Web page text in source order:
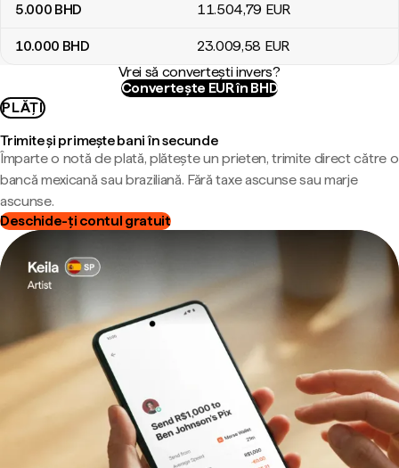
5.000 BHD 11.504,79 EUR
10.000 BHD 23.009,58 EUR
Vrei să convertești invers?
Convertește EUR în BHD
PLĂȚI
Trimite și primește bani în secunde
Împarte o notă de plată, plătește un prieten, trimite direct către o
bancă mexicană sau braziliană. Fără taxe ascunse sau marje
ascunse.
Deschide-ți contul gratuit